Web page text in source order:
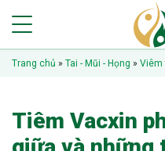
Trang chủ » Tai - Mũi - Họng » Viêm
Tiêm Vacxin